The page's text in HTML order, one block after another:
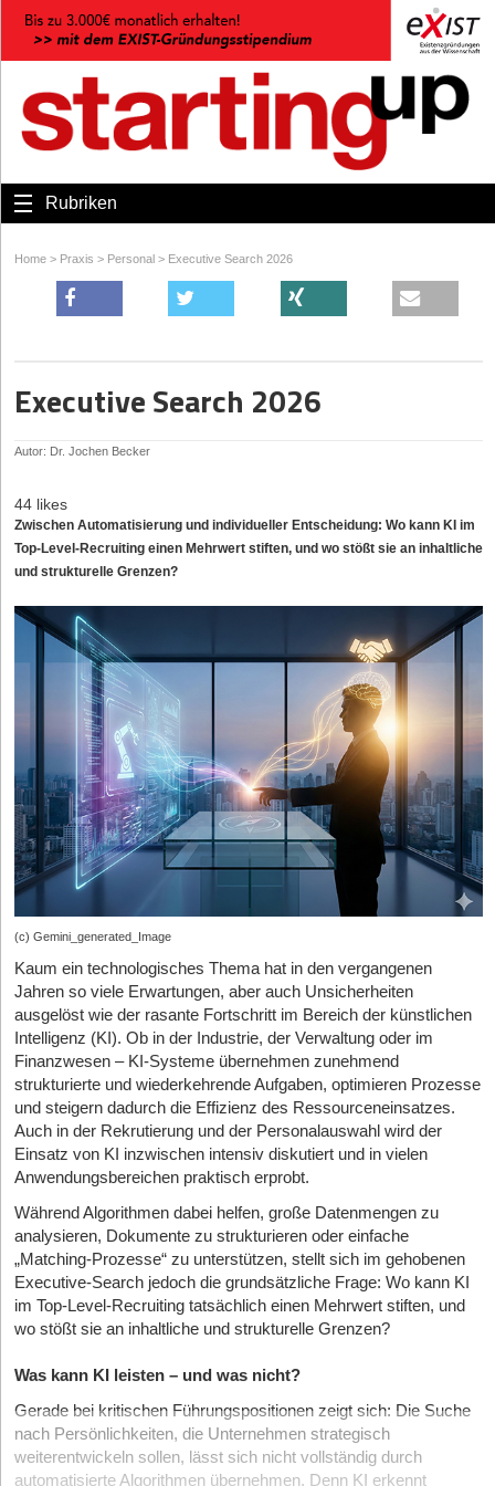
Rubriken
Home > Praxis > Personal > Executive Search 2026
Executive Search 2026
Autor: Dr. Jochen Becker
44 likes
Zwischen Automatisierung und individueller Entscheidung: Wo kann KI im
Top-Level-Recruiting einen Mehrwert stiften, und wo stößt sie an inhaltliche
und strukturelle Grenzen?
(c) Gemini_generated_Image
Kaum ein technologisches Thema hat in den vergangenen
Jahren so viele Erwartungen, aber auch Unsicherheiten
ausgelöst wie der rasante Fortschritt im Bereich der künstlichen
Intelligenz (KI). Ob in der Industrie, der Verwaltung oder im
Finanzwesen – KI-Systeme übernehmen zunehmend
strukturierte und wiederkehrende Aufgaben, optimieren Prozesse
und steigern dadurch die Effizienz des Ressourceneinsatzes.
Auch in der Rekrutierung und der Personalauswahl wird der
Einsatz von KI inzwischen intensiv diskutiert und in vielen
Anwendungsbereichen praktisch erprobt.
Während Algorithmen dabei helfen, große Datenmengen zu
analysieren, Dokumente zu strukturieren oder einfache
„Matching-Prozesse“ zu unterstützen, stellt sich im gehobenen
Executive-Search jedoch die grundsätzliche Frage: Wo kann KI
im Top-Level-Recruiting tatsächlich einen Mehrwert stiften, und
wo stößt sie an inhaltliche und strukturelle Grenzen?
Was kann KI leisten – und was nicht?
Gerade bei kritischen Führungspositionen zeigt sich: Die Suche
nach Persönlichkeiten, die Unternehmen strategisch
weiterentwickeln sollen, lässt sich nicht vollständig durch
automatisierte Algorithmen übernehmen. Denn KI erkennt